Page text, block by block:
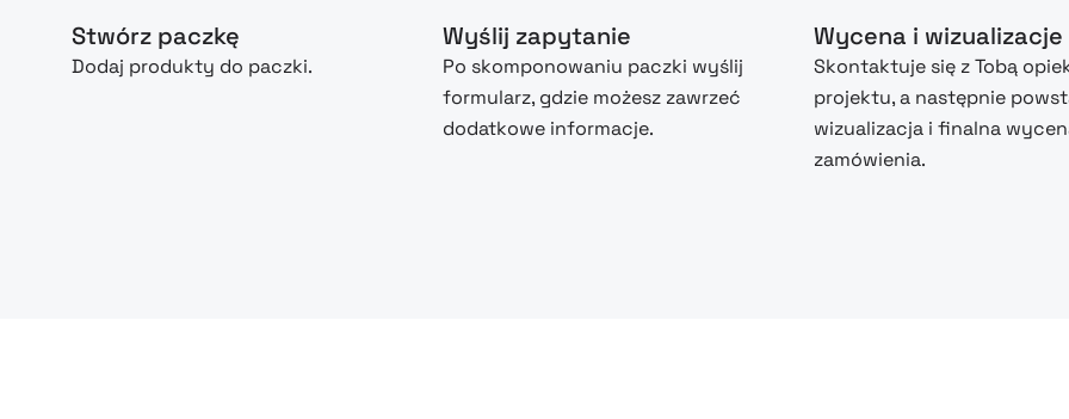
Stwórz paczkę
Dodaj produkty do paczki.
Wyślij zapytanie
Po skomponowaniu paczki wyślij
formularz, gdzie możesz zawrzeć
dodatkowe informacje.
Wycena i wizualizacje
Skontaktuje się z Tobą
projektu, a następnie
wizualizacja i finalna
zamówienia.